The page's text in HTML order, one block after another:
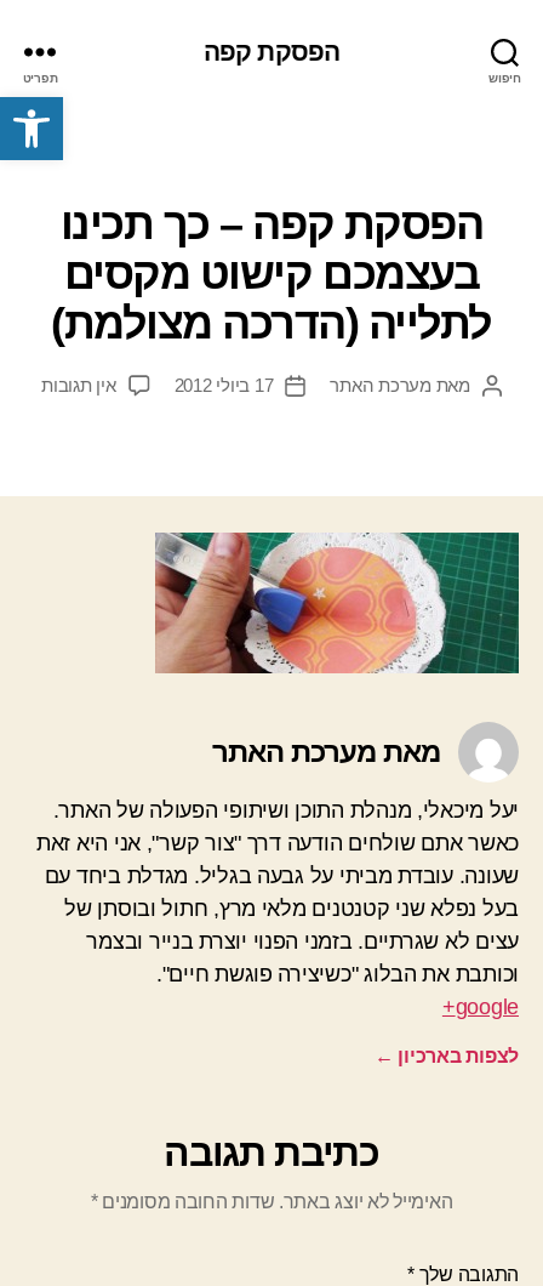
פתח סרגל נגישות
חיפוש
הפסקת קפה
תפריט
הפסקת קפה – כך תכינו
בעצמכם קישוט מקסים
לתלייה (הדרכה מצולמת)
המחבר
מאת מערכת האתר
תאריך
17 ביולי 2012 אין תגובותעל
מאת מערכת האתר
יעל מיכאלי, מנהלת התוכן ושיתופי הפעולה של האתר.
כאשר אתם שולחים הודעה דרך "צור קשר", אני היא זאת
שעונה. עובדת מביתי על גבעה בגליל. מגדלת ביחד עם
בעל נפלא שני קטנטנים מלאי מרץ, חתול ובוסתן של
עצים לא שגרתיים. בזמני הפנוי יוצרת בנייר ובצמר
וכותבת את הבלוג "כשיצירה פוגשת חיים".
google+
לצפות בארכיון ←
כתיבת תגובה
האימייל לא יוצג באתר. שדות החובה מסומנים*
התגובה שלך*